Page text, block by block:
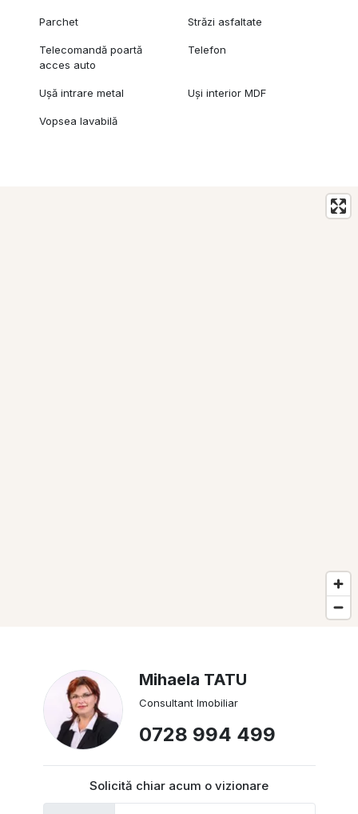
Parchet Străzi asfaltate
Telecomandă poartă
acces auto
Telefon
Ușă intrare metal Uși interior MDF
Vopsea lavabilă
Mihaela TATU
Consultant Imobiliar
0728 994 499
Solicită chiar acum o vizionare